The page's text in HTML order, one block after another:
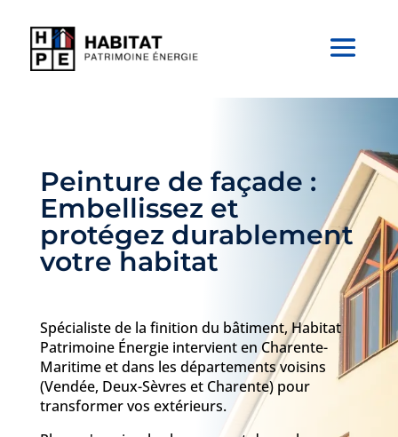
Peinture de façade :
Embellissez et
protégez durablement
votre habitat
Spécialiste de la finition du bâtiment, Habitat
Patrimoine Énergie intervient en Charente-
Maritime et dans les départements voisins
(Vendée, Deux-Sèvres et Charente) pour
transformer vos extérieurs.